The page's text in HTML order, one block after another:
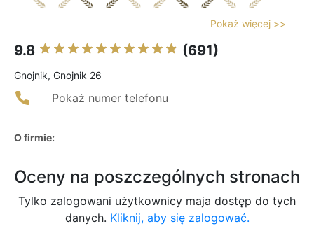
Pokaż więcej >>
9.8 (691)
Gnojnik, Gnojnik 26
Pokaż numer telefonu
O firmie:
Oceny na poszczególnych stronach
Tylko zalogowani użytkownicy maja dostęp do tych
danych. Kliknij, aby się zalogować.